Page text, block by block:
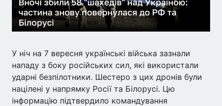
У ніч на 7 вересня українські війська зазнали
нападу з боку російських сил, які використали
ударні безпілотники. Шестеро з цих дронів були
націлені у напрямку Росії та Білорусі. Цю
інформацію підтвердило командування